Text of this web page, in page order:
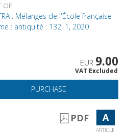
OF
: Mélanges de l'École française
: antiquité : 132, 1, 2020
EUR 9.00
VAT Excluded
PURCHASE
PDF A
ARTICLE